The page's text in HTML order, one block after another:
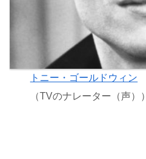
トニー・ゴールドウィン
（TVのナレーター（声））